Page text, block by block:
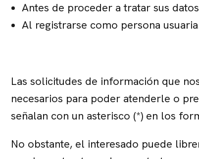
Antes de proceder a tratar sus
Al registrarse como persona
Las solicitudes de información que
necesarios para poder atenderle o
señalan con un asterisco (*) en los
No obstante, el interesado puede